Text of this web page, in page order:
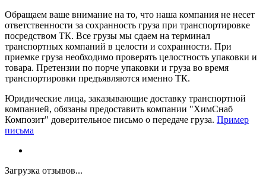
Обращаем ваше внимание на то, что наша компания не несет
ответственности за сохранность груза при транспортировке
посредством ТК. Все грузы мы сдаем на терминал
транспортных компаний в целости и сохранности. При
приемке груза необходимо проверять целостность упаковки и
товара. Претензии по порче упаковки и груза во время
транспортировки предъявляются именно ТК.
Юридические лица, заказывающие доставку транспортной
компанией, обязаны предоставить компании "ХимСнаб
Композит" доверительное письмо о передаче груза. Пример
письма
Загрузка отзывов...